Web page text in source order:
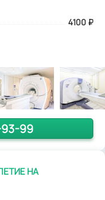
4100 ₽
93-99
НА